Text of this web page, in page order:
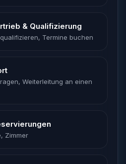
& Qualifizierung
Termine buchen
Weiterleitung an einen
Zimmer